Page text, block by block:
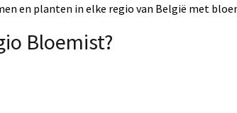
en planten in elke regio van België met
Bloemist?